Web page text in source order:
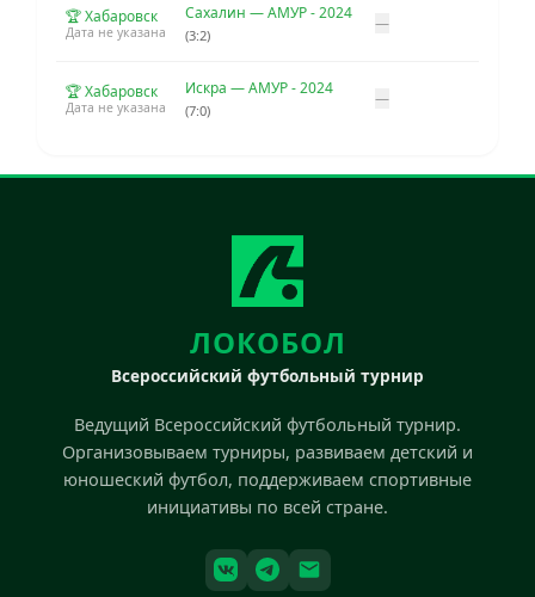
🏆 Хабаровск
Дата не указана
Сахалин — АМУР - 2024
(3:2)
—
🏆 Хабаровск
Дата не указана
Искра — АМУР - 2024
(7:0)
—
ЛОКОБОЛ
Всероссийский футбольный турнир
Ведущий Всероссийский футбольный турнир.
Организовываем турниры, развиваем детский и
юношеский футбол, поддерживаем спортивные
инициативы по всей стране.